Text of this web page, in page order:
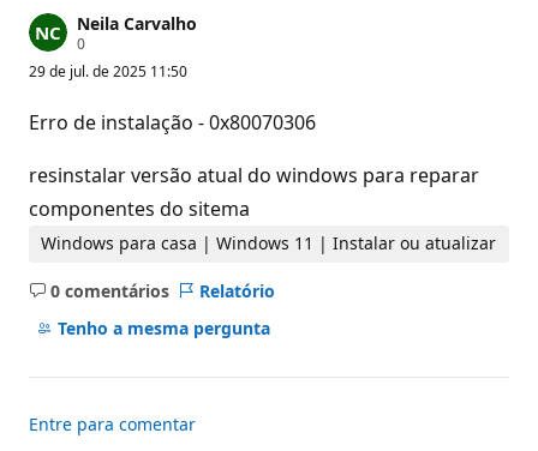
Neila Carvalho
0P
n
o
s
e
r
e
p
u
ç
o
29 de jul. de 2025 11:50
Erro de instalação - 0x80070306
resinstalar versão atual do windows para reparar
componentes do sitema
Windows para casa | Windows 11 | Instalar ou atualizar
0 comentários
Sem
comentários
Relatório
Tenho a mesma pergunta
Entre para comentar